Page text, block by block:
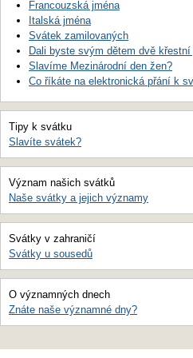
Francouzská jména
Italská jména
Svátek zamilovaných
Dali byste svým dětem dvě křestní
Slavíme Mezinárodní den žen?
Co říkáte na elektronická přání k
Tipy k svátku
Slavíte svátek?
Význam našich svátků
Naše svátky a jejich významy
Svátky v zahraničí
Svátky u sousedů
O významných dnech
Znáte naše významné dny?